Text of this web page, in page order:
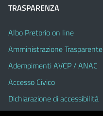
TRASPARENZA
Albo Pretorio on line
Amministrazione Trasparente
Adempimenti AVCP / ANAC
Accesso Civico
Dichiarazione di accessibilità